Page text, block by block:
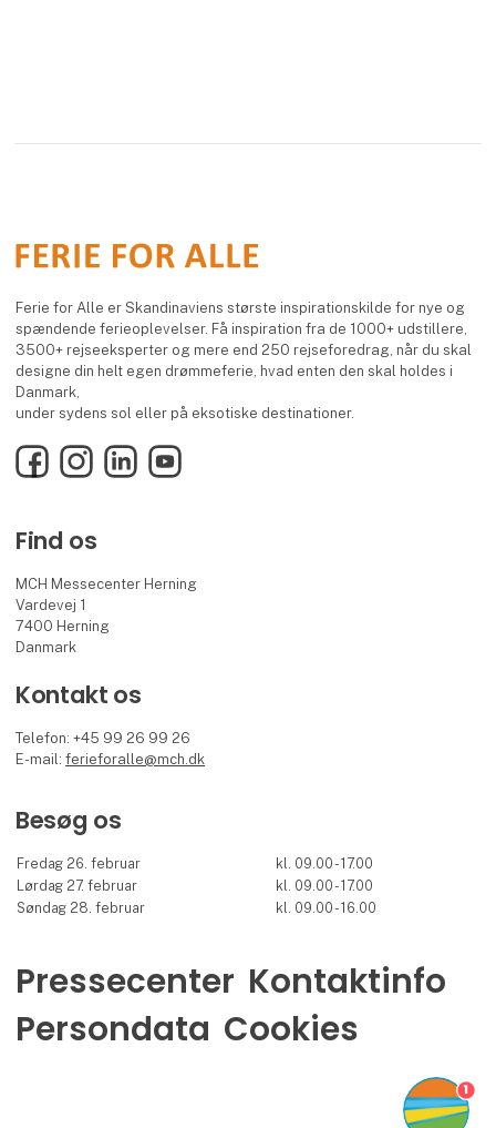
Ferie for Alle er Skandinaviens største inspirationskilde for nye og
spændende ferieoplevelser. Få inspiration fra de 1000+ udstillere,
3500+ rejseeksperter og mere end 250 rejseforedrag, når du skal
designe din helt egen drømmeferie, hvad enten den skal holdes i
Danmark,
under sydens sol eller på eksotiske destinationer.
FacebookInstagramLinkedInYouTube
Find os
MCH Messecenter Herning
Vardevej 1
7400 Herning
Danmark
Kontakt os
Telefon: +45 99 26 99 26
E-mail:ferieforalle@mch.dk
Besøg os
Fredag 26. februar
kl. 09.00 - 17.00
Lørdag 27. februar
kl. 09.00 - 17.00
Søndag 28. februar
kl. 09.00 - 16.00
Pressecenter Kontaktinfo
Persondata Cookies
1